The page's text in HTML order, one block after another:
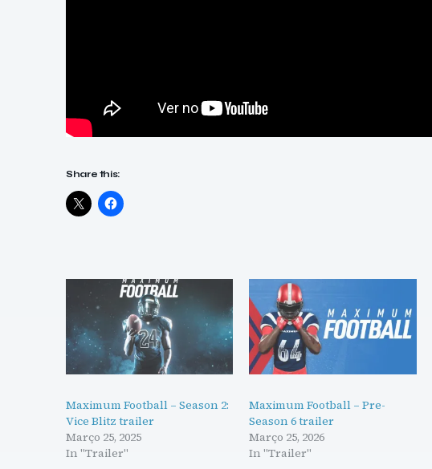
Share this:
Maximum Football – Season 2:
Vice Blitz trailer
Março 25, 2025
In "Trailer"
Maximum Football – Pre-
Season 6 trailer
Março 25, 2026
In "Trailer"